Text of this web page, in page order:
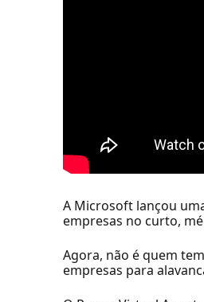
A Microsoft lançou
empresas no curto,
Agora, não é quem
empresas para